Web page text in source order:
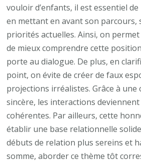
vouloir d’enfants, il est essentiel de
en mettant en avant son parcours,
priorités actuelles. Ainsi, on
de mieux comprendre cette
porte au dialogue. De plus, en
point, on évite de créer de faux
projections irréalistes. Grâce à une
sincère, les interactions
cohérentes. Par ailleurs, cette
établir une base relationnelle
débuts de relation plus sereins et
somme, aborder ce thème tôt